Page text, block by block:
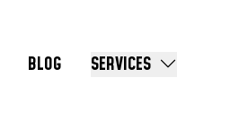
BLOG SERVICES